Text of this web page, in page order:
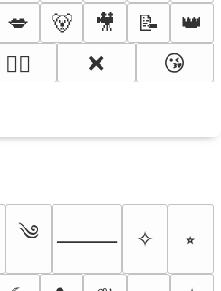
💋 🐻 🎥 📝
👑
❤️‍🔥 ❌ 😘
༄ ⸻ ✧ ⭒